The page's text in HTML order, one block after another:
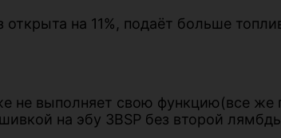
на 11%, подаёт больше
не выполняет свою функцию(все же
на эбу 3BSP без второй